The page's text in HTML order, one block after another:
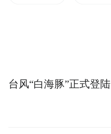
台风“白海豚”正式登陆